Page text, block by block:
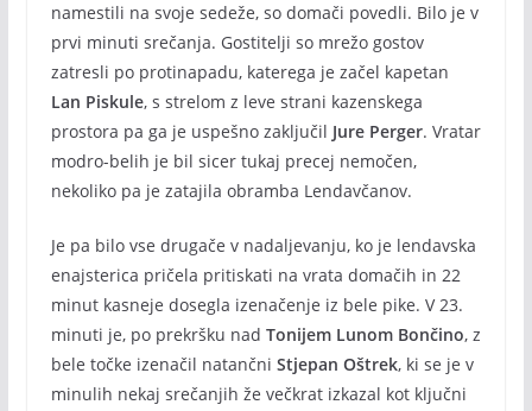
namestili na svoje sedeže, so domači povedli. Bilo je v
prvi minuti srečanja. Gostitelji so mrežo gostov
zatresli po protinapadu, katerega je začel kapetan
Lan Piskule, s strelom z leve strani kazenskega
prostora pa ga je uspešno zaključil Jure Perger. Vratar
modro-belih je bil sicer tukaj precej nemočen,
nekoliko pa je zatajila obramba Lendavčanov.
Je pa bilo vse drugače v nadaljevanju, ko je lendavska
enajsterica pričela pritiskati na vrata domačih in 22
minut kasneje dosegla izenačenje iz bele pike. V 23.
minuti je, po prekršku nad Tonijem Lunom Bončino, z
bele točke izenačil natančni Stjepan Oštrek, ki se je v
minulih nekaj srečanjih že večkrat izkazal kot ključni